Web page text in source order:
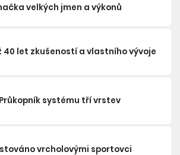
velkých jmen a výkonů
40 let zkušeností a vlastního vývoje
Průkopník systému tří vrstev
vrcholovými sportovci